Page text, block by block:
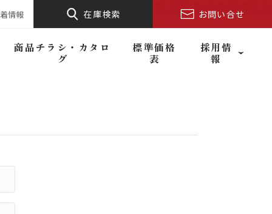
情報 在庫検索 お問い合せ
商品チラシ・カタロ
グ
標準価格
表
採用情
報